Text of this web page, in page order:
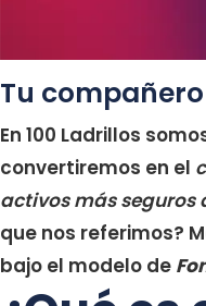
Tu
En 100 Ladrillos
convertiremos en el
activos más seguros
que nos referimos?
bajo el modelo de